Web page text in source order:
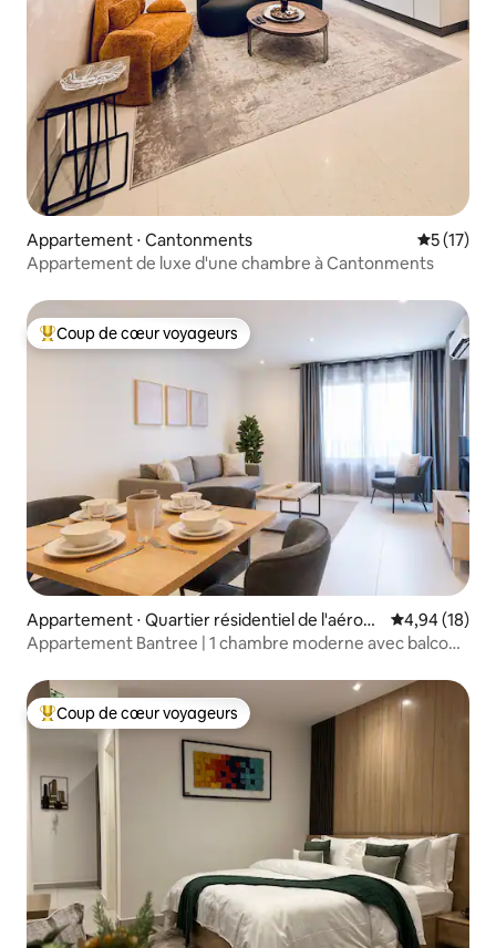
Appartement ⋅ Cantonments
5 (17)
Appartement de luxe d'une chambre à Cantonments
Coups de cœur voyageurs les plus appréciés
Coup de cœur voyageurs
Appartement ⋅ Quartier résidentiel de l'aérop
ort
Évaluation
4,94 (18)
Appartement Bantree | 1 chambre moderne avec balcon,
Coups de cœur voyageurs les plus appréciés
Coup de cœur voyageurs